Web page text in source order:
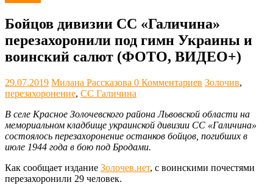
Бойцов дивизии СС «Галичина»
перезахоронили под гимн Украины и
воинский салют (ФОТО, ВИДЕО+)
29.07.2019 Милана Рассказова 0 Комментариев Золочив,
перезахоронение, СС Галичина
В селе Красное Золочевского района Львовской области на
мемориальном кладбище украинской дивизии СС «Галичина»
состоялось перезахоронение останков бойцов, погибших в
июле 1944 года в бою под Бродами.
Как сообщает издание Золочев.нет, с воинскими почестями
перезахоронили 29 человек.